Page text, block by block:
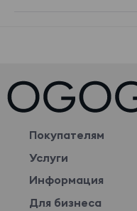
Покупателям
Услуги
Информация
Для бизнеса